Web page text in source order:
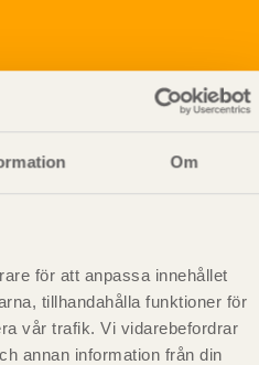
Om
för att anpassa innehållet
tillhandahålla funktioner för
vår trafik. Vi vidarebefordrar
annan information från din
Träs